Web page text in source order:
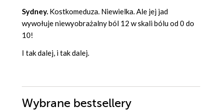
Sydney. Kostkomeduza. Niewielka. Ale jej jad
wywołuje niewyobrażalny ból 12 w skali bólu od 0 do
10!
I tak dalej, i tak dalej.
Wybrane bestsellery